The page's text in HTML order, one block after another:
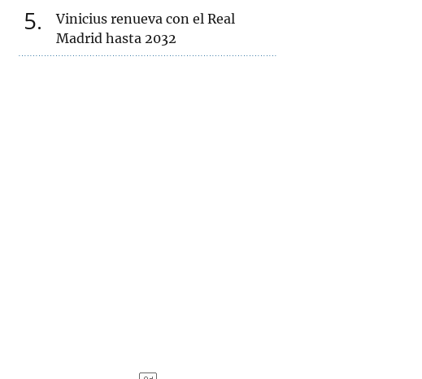
5
Vinicius renueva con el Real
Madrid hasta 2032